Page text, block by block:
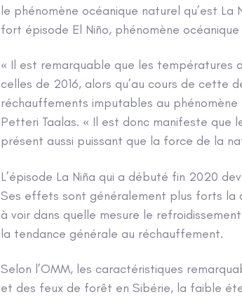
le phénomène océanique naturel qu’est
fort épisode El Niño, phénomène
« Il est remarquable que les
celles de 2016, alors qu’au cours de cette
réchauffements imputables au phénomène
Petteri Taalas. « Il est donc manifeste que
présent aussi puissant que la force de la
L’épisode La Niña qui a débuté fin 2020
Ses effets sont généralement plus forts la
à voir dans quelle mesure le
la tendance générale au réchauffement.
Selon l’OMM, les caractéristiques
et des feux de forêt en Sibérie, la faible